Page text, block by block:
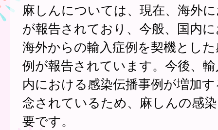
麻しんについては、現在、海外
が報告されており、今般、国内
海外からの輸入症例を契機とし
例が報告されています。今後、
内における感染伝播事例が増加
念されているため、麻しんの感
要です。